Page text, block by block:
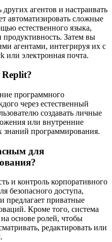
агентов и настраивать
автоматизировать сложные
естественного языка,
Затем вы
агентами, интегрируя их с
или электронная почта.
Replit?
программного
через естественный
создавать личные
или внутренние
программирования.
для
и контроль корпоративного
безопасного доступа,
предлагает приватные
Кроме того, система
основе ролей, чтобы
редактировать или